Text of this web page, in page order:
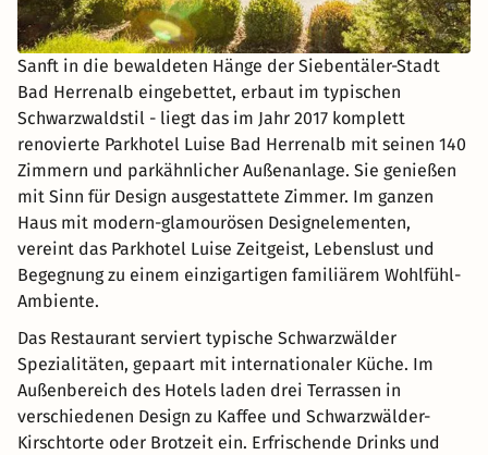
Sanft in die bewaldeten Hänge der Siebentäler-Stadt
Bad Herrenalb eingebettet, erbaut im typischen
Schwarzwaldstil - liegt das im Jahr 2017 komplett
renovierte Parkhotel Luise Bad Herrenalb mit seinen 140
Zimmern und parkähnlicher Außenanlage. Sie genießen
mit Sinn für Design ausgestattete Zimmer. Im ganzen
Haus mit modern-glamourösen Designelementen,
vereint das Parkhotel Luise Zeitgeist, Lebenslust und
Begegnung zu einem einzigartigen familiärem Wohlfühl-
Ambiente.
Das Restaurant serviert typische Schwarzwälder
Spezialitäten, gepaart mit internationaler Küche. Im
Außenbereich des Hotels laden drei Terrassen in
verschiedenen Design zu Kaffee und Schwarzwälder-
Kirschtorte oder Brotzeit ein. Erfrischende Drinks und